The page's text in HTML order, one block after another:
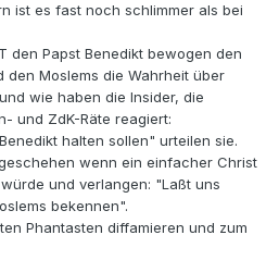
ist es fast noch schlimmer als bei
den Papst Benedikt bewogen den
den Moslems die Wahrheit über
wie haben die Insider, die
und ZdK-Räte reagiert:
halten sollen" urteilen sie.
wenn ein einfacher Christ
und verlangen: "Laßt uns
bekennen".
Phantasten diffamieren und zum